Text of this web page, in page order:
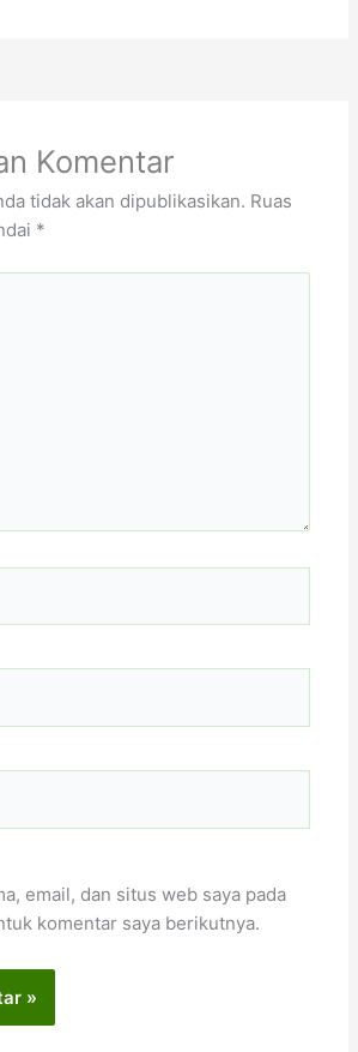
Komentar
tidak akan dipublikasikan. Ruas
*
email, dan situs web saya pada
komentar saya berikutnya.